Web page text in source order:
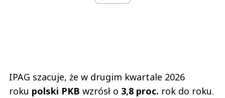
IPAG szacuje, że w drugim kwartale 2026
roku polski PKB wzrósł o 3,8 proc. rok do roku.